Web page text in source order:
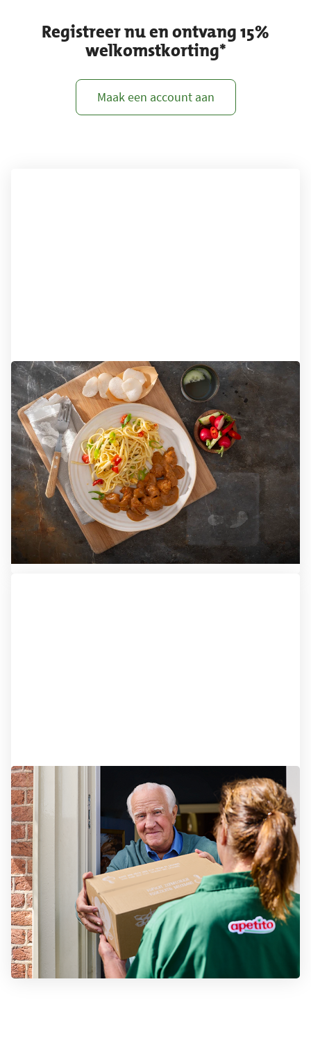
Registreer nu en ontvang 15%
welkomstkorting*
Maak een account aan
Onze maaltijden
Waar kan ik uit kiezen?
Bij apetito kunt u kiezen uit meer dan 120 verschillende
maaltijden en diverse soepen en desserts. Ook wanneer
u een dieet volgt of een bepaalde voedingsgewoonte
heeft, is er volop keuze.
Ontdek alle maaltijden
Hoe werkt het?
Ontdek het gemak van apetito
U bent vrij om te bestellen wanneer u dat wilt, zonder
abonnement en zonder verdere verplichtingen.
Daarnaast betaalt u bij ons geen bezorgkosten, dus
geen verrassingen achteraf.
Hoe werkt het?